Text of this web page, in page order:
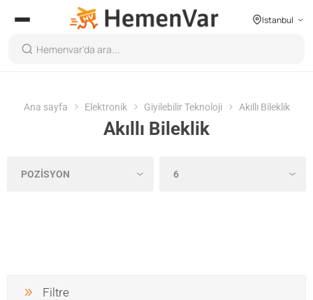
Istanbul
Ana sayfa Elektronik Giyilebilir Teknoloji Akıllı Bileklik
Akıllı Bileklik
Filtre